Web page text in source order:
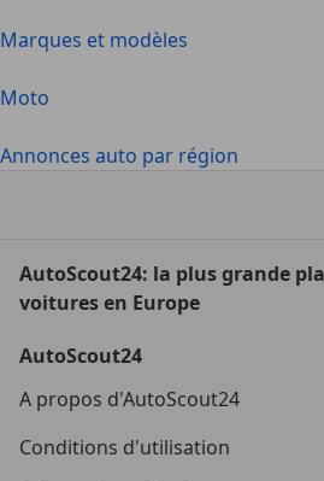
Marques et modèles
Moto
Annonces auto par région
AutoScout24: la plus grande
voitures en Europe
AutoScout24
A propos d'AutoScout24
Conditions d'utilisation